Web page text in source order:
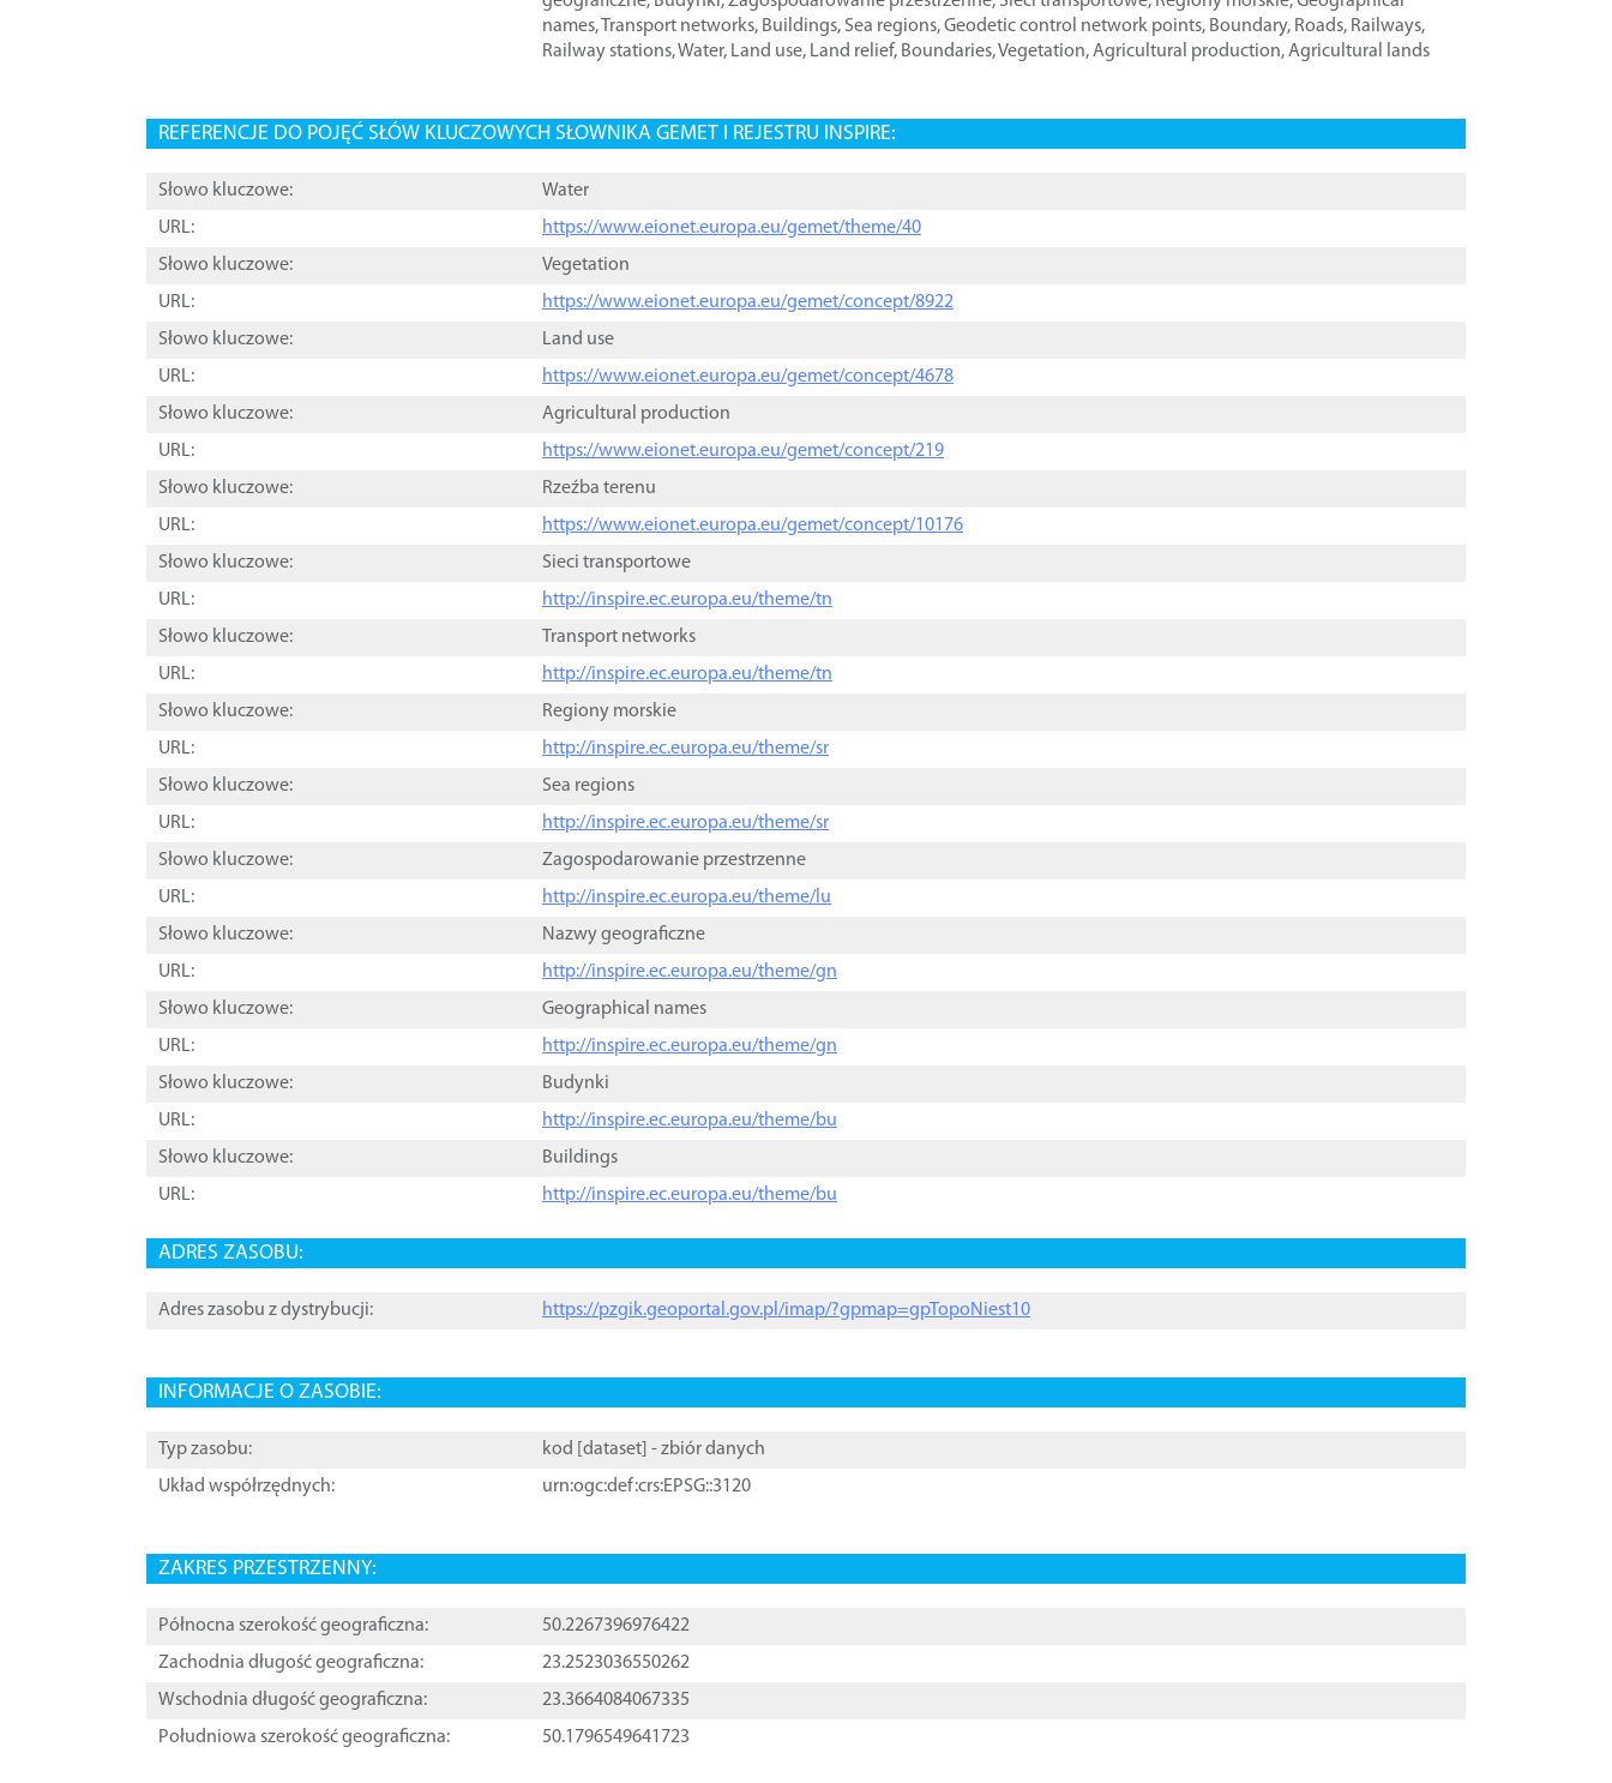
names,Transport networks, Buildings, Sea regions,Geodetic control network points, Boundary, Roads, Railways,
Railway stations,Water, Land use, Land relief, Boundaries,Vegetation,Agricultural production,Agricultural lands
REFERENCJE DO POJĘĆ SŁÓW KLUCZOWYCH SŁOWNIKA GEMET I REJESTRU INSPIRE:
Słowo kluczowe:
Water
URL:
https://www.eionet.europa.eu/gemet/theme/40
Słowo kluczowe:
Vegetation
URL:
https://www.eionet.europa.eu/gemet/concept/8922
Słowo kluczowe:
Land use
URL:
https://www.eionet.europa.eu/gemet/concept/4678
Słowo kluczowe:
Agricultural production
URL:
https://www.eionet.europa.eu/gemet/concept/219
Słowo kluczowe:
Rzeźba terenu
URL:
https://www.eionet.europa.eu/gemet/concept/10176
Słowo kluczowe:
Sieci transportowe
URL:
http://inspire.ec.europa.eu/theme/tn
Słowo kluczowe:
Transport networks
URL:
http://inspire.ec.europa.eu/theme/tn
Słowo kluczowe:
Regiony morskie
URL:
http://inspire.ec.europa.eu/theme/sr
Słowo kluczowe:
Sea regions
URL:
http://inspire.ec.europa.eu/theme/sr
Słowo kluczowe:
Zagospodarowanie przestrzenne
URL:
http://inspire.ec.europa.eu/theme/lu
Słowo kluczowe:
Nazwy geograficzne
URL:
http://inspire.ec.europa.eu/theme/gn
Słowo kluczowe:
Geographical names
URL:
http://inspire.ec.europa.eu/theme/gn
Słowo kluczowe:
Budynki
URL:
http://inspire.ec.europa.eu/theme/bu
Słowo kluczowe:
Buildings
URL:
http://inspire.ec.europa.eu/theme/bu
ADRES ZASOBU:
Adres zasobu z dystrybucji: https://pzgik.geoportal.gov.pl/imap/?gpmap=gpTopoNiest10
INFORMACJE O ZASOBIE:
Typ zasobu: kod [ dataset ] - zbiór danych
Układ współrzędnych:
urn:ogc:def:crs:EPSG::3120
ZAKRES PRZESTRZENNY:
Północna szerokość geograficzna:
50.2267396976422
Zachodnia długość geograficzna:
23.2523036550262
Wschodnia długość geograficzna:
23.3664084067335
Południowa szerokość geograficzna:
50.1796549641723